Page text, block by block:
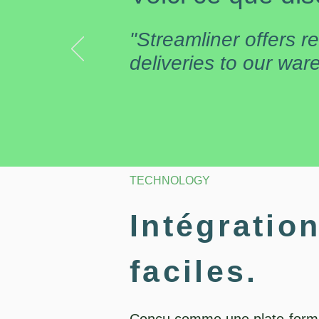
"Streamliner offers
deliveries to our
TECHNOLOGY
faciles.